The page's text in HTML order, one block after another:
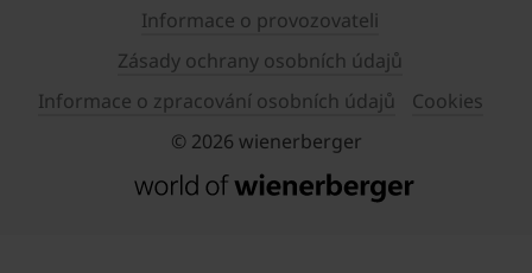
Informace o provozovateli
Zásady ochrany osobních údajů
Informace o zpracování osobních údajů
Cookies
© 2026 wienerberger